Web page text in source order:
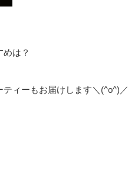
は？
ィーもお届けします＼(^o^)／